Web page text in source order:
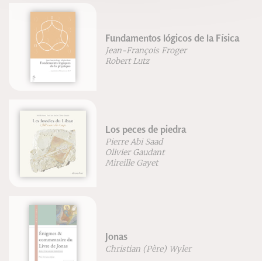
Fundamentos lógicos de la Física
Jean-François Froger
Robert Lutz
Los peces de piedra
Pierre Abi Saad
Olivier Gaudant
Mireille Gayet
Jonas
Christian (Père) Wyler